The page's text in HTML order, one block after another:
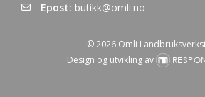
Epost: butikk@omli.no
© 2026 Omli
Design og utvikling av